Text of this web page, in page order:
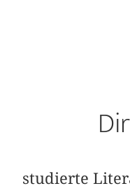
studierte